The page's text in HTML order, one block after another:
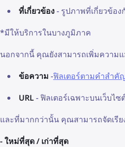
ที่เกี่ยวข้อง- รูปภาพที่เกี่ยวข้อ
*มีให้บริการในบางภูมิภาค
นอกจากนี้ คุณยังสามารถเพิ่มความ
ข้อความ -ฟิลเตอร์ตามคำสำคั
URL- ฟิลเตอร์เฉพาะบนเว็บไ
และที่มากกว่านั้น คุณสามารถจัดเรี
- ใหม่ที่สุด / เก่าที่สุด